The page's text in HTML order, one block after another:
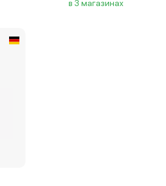
в 3 магазинах